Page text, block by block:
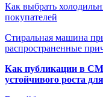
Как выбрать
покупателей
Стиральная машина
распространенные
Как публикации в
устойчивого роста